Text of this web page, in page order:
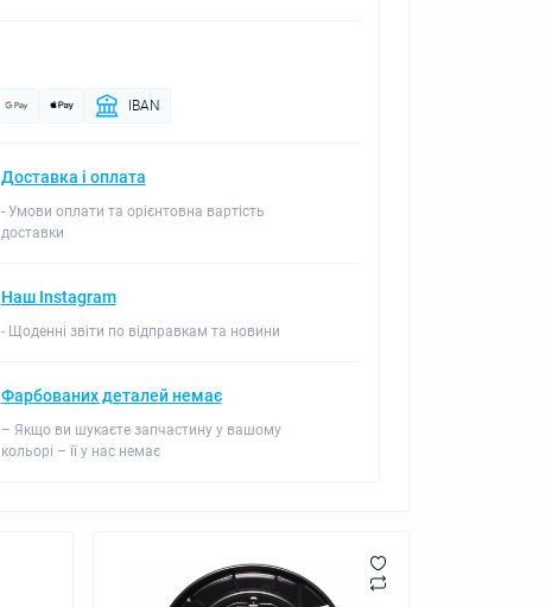
IBAN
Доставка і оплата
- Умови оплати та орієнтовна вартість
доставки
Наш Instagram
- Щоденні звіти по відправкам та новини
Фарбованих деталей немає
– Якщо ви шукаєте запчастину у вашому
кольорі – її у нас немає